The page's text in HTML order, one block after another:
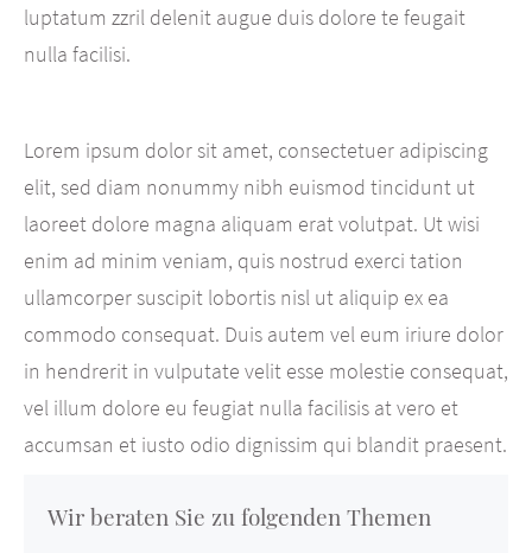
luptatum zzril delenit augue duis dolore te feugait
nulla facilisi.
Lorem ipsum dolor sit amet, consectetuer adipiscing
elit, sed diam nonummy nibh euismod tincidunt ut
laoreet dolore magna aliquam erat volutpat. Ut wisi
enim ad minim veniam, quis nostrud exerci tation
ullamcorper suscipit lobortis nisl ut aliquip ex ea
commodo consequat. Duis autem vel eum iriure dolor
in hendrerit in vulputate velit esse molestie consequat,
vel illum dolore eu feugiat nulla facilisis at vero et
accumsan et iusto odio dignissim qui blandit praesent.
Wir beraten Sie zu folgenden Themen